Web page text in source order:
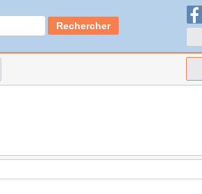
Rechercher